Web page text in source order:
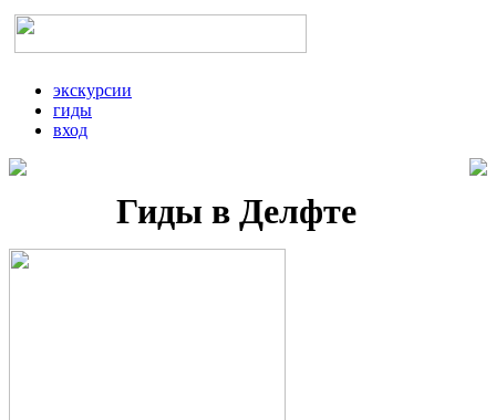
экскурсии
гиды
вход
Гиды в Делфте